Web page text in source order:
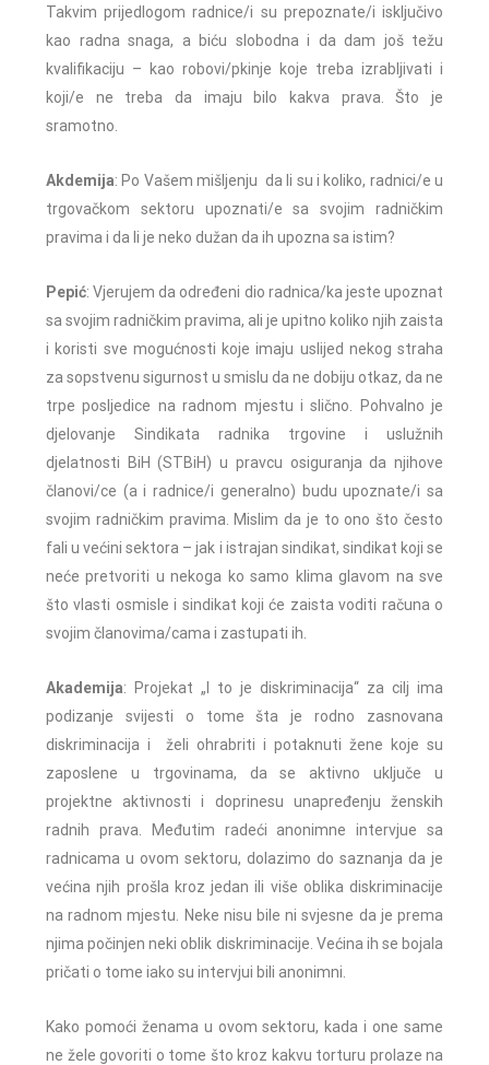
Takvim prijedlogom radnice/i su prepoznate/i isključivo
kao radna snaga, a biću slobodna i da dam još težu
kvalifikaciju – kao robovi/pkinje koje treba izrabljivati i
koji/e ne treba da imaju bilo kakva prava. Što je
sramotno.
Akdemija: Po Vašem mišljenju da li su i koliko, radnici/e u
trgovačkom sektoru upoznati/e sa svojim radničkim
pravima i da li je neko dužan da ih upozna sa istim?
Pepić: Vjerujem da određeni dio radnica/ka jeste upoznat
sa svojim radničkim pravima, ali je upitno koliko njih zaista
i koristi sve mogućnosti koje imaju uslijed nekog straha
za sopstvenu sigurnost u smislu da ne dobiju otkaz, da ne
trpe posljedice na radnom mjestu i slično. Pohvalno je
djelovanje Sindikata radnika trgovine i uslužnih
djelatnosti BiH (STBiH) u pravcu osiguranja da njihove
članovi/ce (a i radnice/i generalno) budu upoznate/i sa
svojim radničkim pravima. Mislim da je to ono što često
fali u većini sektora – jak i istrajan sindikat, sindikat koji se
neće pretvoriti u nekoga ko samo klima glavom na sve
što vlasti osmisle i sindikat koji će zaista voditi računa o
svojim članovima/cama i zastupati ih.
Akademija: Projekat „I to je diskriminacija“ za cilj ima
podizanje svijesti o tome šta je rodno zasnovana
diskriminacija i želi ohrabriti i potaknuti žene koje su
zaposlene u trgovinama, da se aktivno uključe u
projektne aktivnosti i doprinesu unapređenju ženskih
radnih prava. Međutim radeći anonimne intervjue sa
radnicama u ovom sektoru, dolazimo do saznanja da je
većina njih prošla kroz jedan ili više oblika diskriminacije
na radnom mjestu. Neke nisu bile ni svjesne da je prema
njima počinjen neki oblik diskriminacije. Većina ih se bojala
pričati o tome iako su intervjui bili anonimni.
Kako pomoći ženama u ovom sektoru, kada i one same
ne žele govoriti o tome što kroz kakvu torturu prolaze na